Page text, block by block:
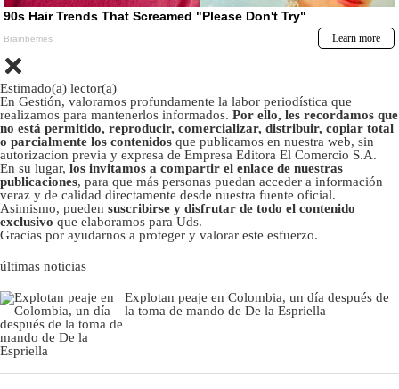
Estimado(a) lector(a)
En Gestión, valoramos profundamente la labor periodística que
realizamos para mantenerlos informados. Por ello, les recordamos que
no está permitido, reproducir, comercializar, distribuir, copiar total
o parcialmente los contenidos que publicamos en nuestra web, sin
autorizacion previa y expresa de Empresa Editora El Comercio S.A.
En su lugar, los invitamos a compartir el enlace de nuestras
publicaciones, para que más personas puedan acceder a información
veraz y de calidad directamente desde nuestra fuente oficial.
Asimismo, pueden suscribirse y disfrutar de todo el contenido
exclusivo que elaboramos para Uds.
Gracias por ayudarnos a proteger y valorar este esfuerzo.
últimas noticias
Explotan peaje en Colombia, un día después de
la toma de mando de De la Espriella